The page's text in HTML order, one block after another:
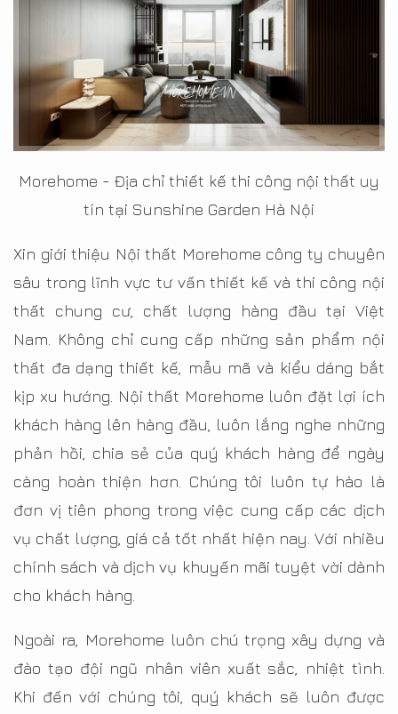
Morehome - Địa chỉ thiết kế thi công nội thất uy
tín tại Sunshine Garden Hà Nội
Xin giới thiệu Nội thất Morehome công ty chuyên
sâu trong lĩnh vực tư vấn thiết kế và thi công nội
thất chung cư, chất lượng hàng đầu tại Việt
Nam. Không chỉ cung cấp những sản phẩm nội
thất đa dạng thiết kế, mẫu mã và kiểu dáng bắt
kịp xu hướng. Nội thất Morehome luôn đặt lợi ích
khách hàng lên hàng đầu, luôn lắng nghe những
phản hồi, chia sẻ của quý khách hàng để ngày
càng hoàn thiện hơn. Chúng tôi luôn tự hào là
đơn vị tiên phong trong việc cung cấp các dịch
vụ chất lượng, giá cả tốt nhất hiện nay. Với nhiều
chính sách và dịch vụ khuyến mãi tuyệt vời dành
cho khách hàng.
Ngoài ra, Morehome luôn chú trọng xây dựng và
đào tạo đội ngũ nhân viên xuất sắc, nhiệt tình.
Khi đến với chúng tôi, quý khách sẽ luôn được